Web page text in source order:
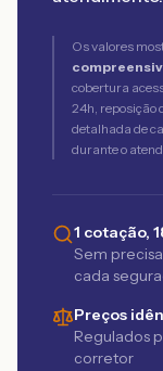
Os valores
cobertura
24h, reposição
detalhada de
durante o
1 cotação,
Sem
cada
Preços
Regulados
corretor